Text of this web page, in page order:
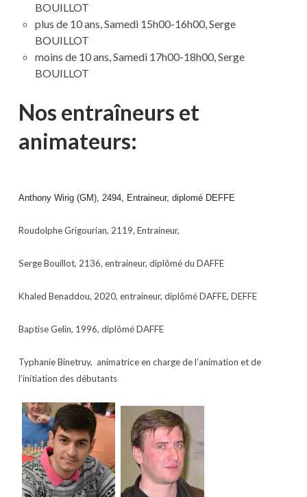
BOUILLOT
plus de 10 ans, Samedi 15h00-16h00, Serge
BOUILLOT
moins de 10 ans, Samedi 17h00-18h00, Serge
BOUILLOT
Nos entraîneurs et
animateurs:
Anthony Wirig (GM), 2494, Entraineur, diplomé DEFFE
Roudolphe Grigourian, 2119, Entraineur,
Serge Bouillot, 2136, entraineur, diplômé du DAFFE
Khaled Benaddou, 2020, entraineur, diplômé DAFFE, DEFFE
Baptise Gelin, 1996, diplômé DAFFE
Typhanie Binetruy, animatrice en charge de l’animation et de
l’initiation des débutants